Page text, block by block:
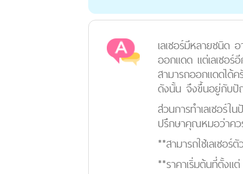
เลเซอร์มีหลายชนิด
ออกแดด แต่เลเซอร์
สามารถออกแดดได้ค
ดังนั้น จึงขึ้นอยู่กับปั
ส่วนการทำเลเซอร์
ปรึกษาคุณหมอว่าคว
**สามารถใช้เลเซอ
**ราคาเริ่มต้นที่ตั้ง